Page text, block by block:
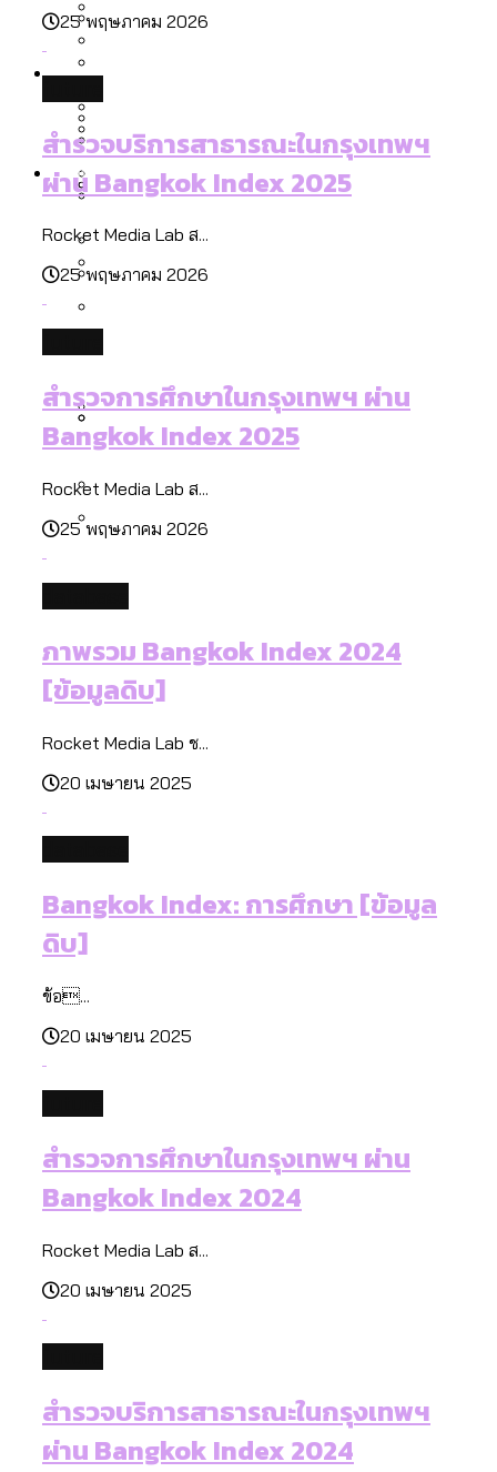
Vote62 ขอบคุณประชาชนที่ร่วม
เรียนที่เราได้รับจากเลือกตั้ง กรุงเทพฯ –
พัทยา
กทม. มีอำนาจแค่ไหน ในการแก้ปัญหาให้คน
ที่อาศัยอยู่ในกรุงเทพฯ
ขยะของคน กทม. ที่ยังถูกนำไปทิ้งที่
ฉะเชิงเทรา นครปฐม และล่าสุดที่กาญจนบุรี
งบระบายน้ำ-ป้องกันน้ำท่วม 4 ปี (2566-
2569) ของ กทม. ในยุคชัชชาติ ลงเขตไหน
Speech ที่ถูกผลิตซ้ำผ่านวิดีโอ AI ในช่วง
ความขัดแย้งไทย-กัมพูชา
กรุงเทพฯ เมืองคอนเสิร์ต : สำรวจ
คอนเสิร์ตและแฟนมีตติ้งในไทยจำนวน 526
งาน ตั้งแต่ปี 2023-2024
ลักษณ์แบบไหนสู่สายตาโลก
ค่าฝุ่นในกรุงเทพฯ 2025 เทียบกับจำนวน
ควันบุหรี่ที่เข้าปอด [ข้อมูลดิบ]
สำรวจเศรษฐกิจในกรุงเทพฯ ผ่าน
สำรวจงบประมาณรายเขตในกรุงเทพฯ
ผ่าน Bangkok Index 2025
กรุงเทพฯ ผ่าน Bangkok Index 2025
สำรวจสังคมผู้สูงอายุไทย : 6 จังหวัดเป็น
สังคมสูงวัยระดับสุดยอด และ 64 จังหวัดที่
ตายมากกว่าเกิด
กรุงเทพฯ เมืองสังคมผู้สูงอายุ [ข้อมูลดิบ]
กรุงเทพฯ เมืองสังคมผู้สูงอายุ : 36 เขตมี
คนตายมากกว่าคนเกิด 18 เขตเป็นสังคมผู้
สูงอายุระดับสุดยอด
Bangkok Index 2025 : อันดับความน่าอยู่
สำรวจเหตุไฟไหม้ในกรุงเทพฯ 2568
[ข้อมูลดิบ]
[ข้อมูลดิบ]
กรุงเทพฯ เมืองสังคมผู้สูงอายุ [ข้อมูลดิบ]
[ข้อมูลดิบ]
Project
Bangkok Index
Bangkok Index 2022
DEMO Thailand
About Us
25 พฤษภาคม 2026
สำรวจบริการสาธารณะในกรุงเทพฯ
ผ่าน Bangkok Index 2025
Rocket Media Lab ส...
25 พฤษภาคม 2026
สำรวจการศึกษาในกรุงเทพฯ ผ่าน
Bangkok Index 2025
Rocket Media Lab ส...
25 พฤษภาคม 2026
ภาพรวม Bangkok Index 2024
[ข้อมูลดิบ]
Rocket Media Lab ช...
20 เมษายน 2025
Bangkok Index: การศึกษา [ข้อมูล
ดิบ]
ข้อ...
20 เมษายน 2025
สำรวจการศึกษาในกรุงเทพฯ ผ่าน
Bangkok Index 2024
Rocket Media Lab ส...
20 เมษายน 2025
สำรวจบริการสาธารณะในกรุงเทพฯ
ผ่าน Bangkok Index 2024